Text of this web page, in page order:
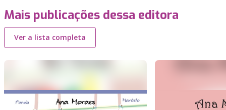
Mais publicações dessa editora
Ver a lista completa